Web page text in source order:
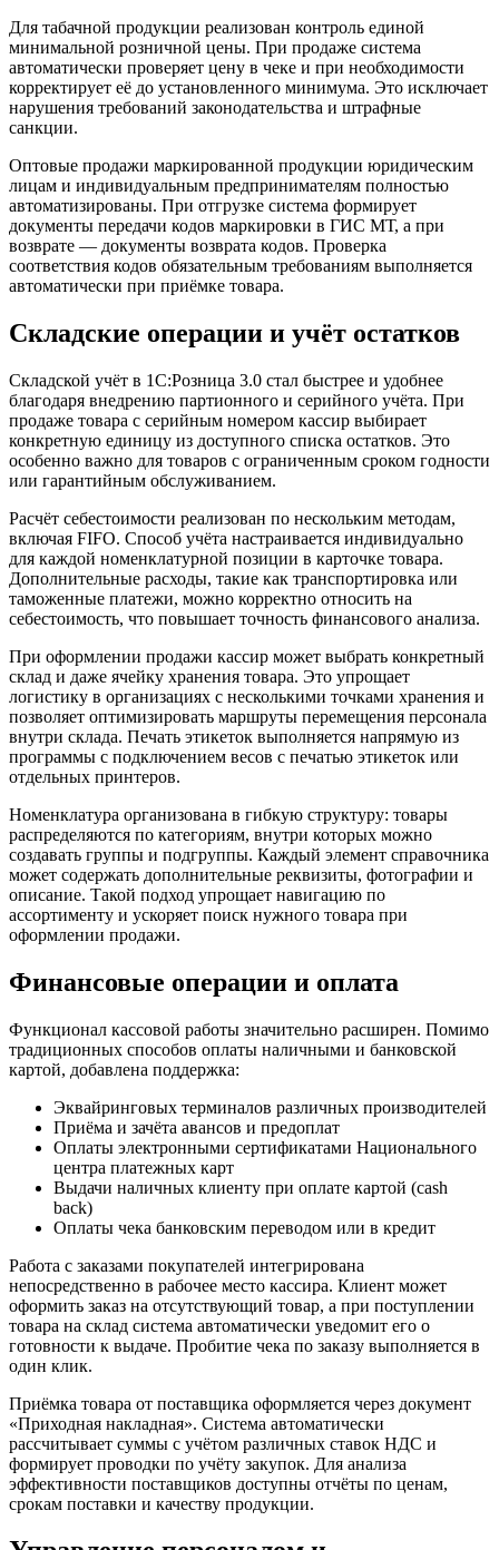
Для табачной продукции реализован контроль единой
минимальной розничной цены. При продаже система
автоматически проверяет цену в чеке и при необходимости
корректирует её до установленного минимума. Это исключает
нарушения требований законодательства и штрафные
санкции.
Оптовые продажи маркированной продукции юридическим
лицам и индивидуальным предпринимателям полностью
автоматизированы. При отгрузке система формирует
документы передачи кодов маркировки в ГИС МТ, а при
возврате — документы возврата кодов. Проверка
соответствия кодов обязательным требованиям выполняется
автоматически при приёмке товара.
Складские операции и учёт остатков
Складской учёт в 1С:Розница 3.0 стал быстрее и удобнее
благодаря внедрению партионного и серийного учёта. При
продаже товара с серийным номером кассир выбирает
конкретную единицу из доступного списка остатков. Это
особенно важно для товаров с ограниченным сроком годности
или гарантийным обслуживанием.
Расчёт себестоимости реализован по нескольким методам,
включая FIFO. Способ учёта настраивается индивидуально
для каждой номенклатурной позиции в карточке товара.
Дополнительные расходы, такие как транспортировка или
таможенные платежи, можно корректно относить на
себестоимость, что повышает точность финансового анализа.
При оформлении продажи кассир может выбрать конкретный
склад и даже ячейку хранения товара. Это упрощает
логистику в организациях с несколькими точками хранения и
позволяет оптимизировать маршруты перемещения персонала
внутри склада. Печать этикеток выполняется напрямую из
программы с подключением весов с печатью этикеток или
отдельных принтеров.
Номенклатура организована в гибкую структуру: товары
распределяются по категориям, внутри которых можно
создавать группы и подгруппы. Каждый элемент справочника
может содержать дополнительные реквизиты, фотографии и
описание. Такой подход упрощает навигацию по
ассортименту и ускоряет поиск нужного товара при
оформлении продажи.
Финансовые операции и оплата
Функционал кассовой работы значительно расширен. Помимо
традиционных способов оплаты наличными и банковской
картой, добавлена поддержка:
Эквайринговых терминалов различных производителей
Приёма и зачёта авансов и предоплат
Оплаты электронными сертификатами Национального
центра платежных карт
Выдачи наличных клиенту при оплате картой (cash
back)
Оплаты чека банковским переводом или в кредит
Работа с заказами покупателей интегрирована
непосредственно в рабочее место кассира. Клиент может
оформить заказ на отсутствующий товар, а при поступлении
товара на склад система автоматически уведомит его о
готовности к выдаче. Пробитие чека по заказу выполняется в
один клик.
Приёмка товара от поставщика оформляется через документ
«Приходная накладная». Система автоматически
рассчитывает суммы с учётом различных ставок НДС и
формирует проводки по учёту закупок. Для анализа
эффективности поставщиков доступны отчёты по ценам,
срокам поставки и качеству продукции.